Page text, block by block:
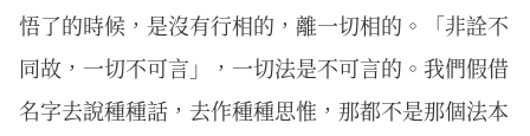
悟了的時候，是沒有行相的，離一切相的。「非詮不
同故，一切不可言」，一切法是不可言的。我們假借
名字去說種種話，去作種種思惟，那都不是那個法本